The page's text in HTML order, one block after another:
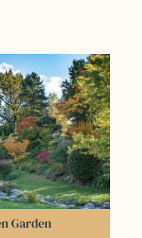
Garden